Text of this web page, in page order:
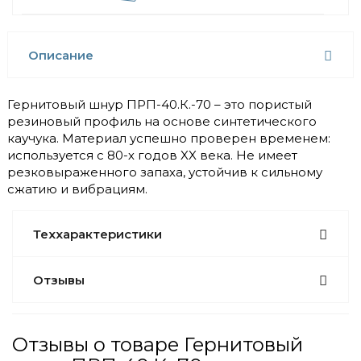
Описание
Гернитовый шнур ПРП-40.К.-70 – это пористый
резиновый профиль на основе синтетического
каучука. Материал успешно проверен временем:
используется с 80-х годов XX века. Не имеет
резковыраженного запаха, устойчив к сильному
сжатию и вибрациям.
Теххарактеристики
Отзывы
Отзывы о товаре Гернитовый